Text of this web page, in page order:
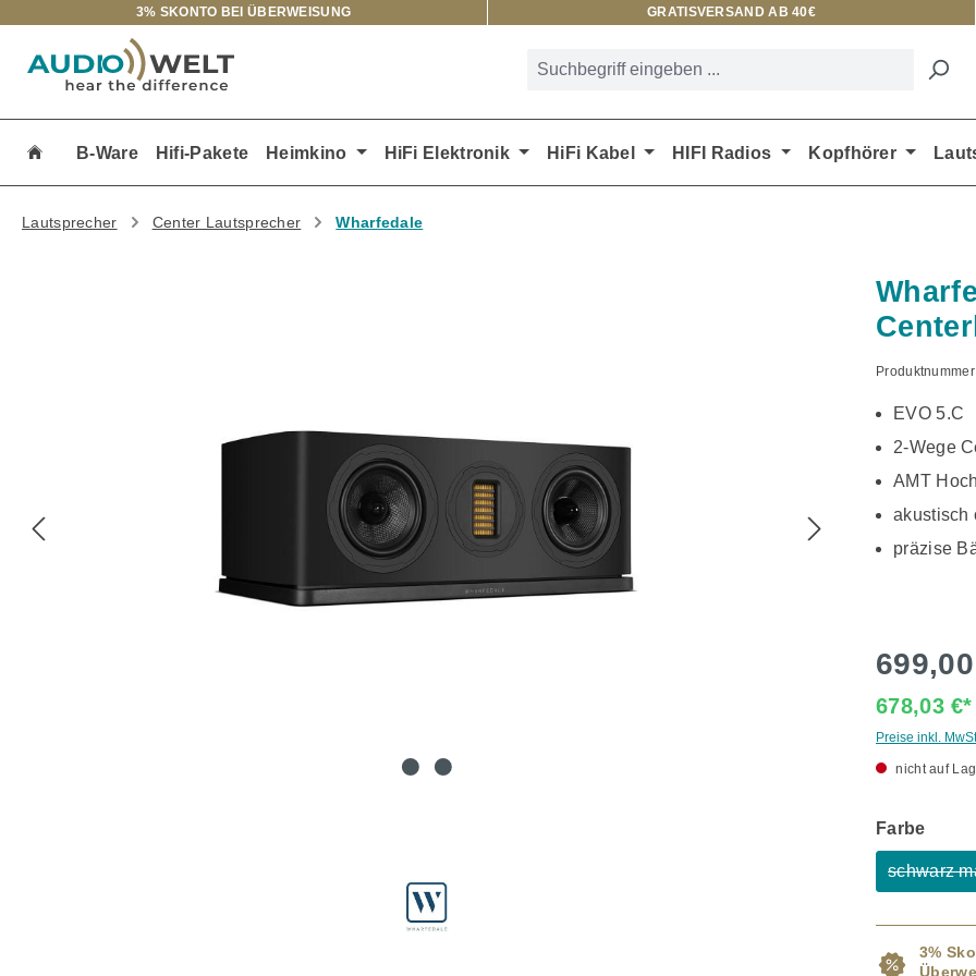
Hauptinhalt springen
Zur Suche springen
Zur Hauptnavigation springen
3% SKONTO BEI ÜBERWEISUNG GRATISVERSAND AB 40€
B-Ware Hifi-Pakete Heimkino HiFi Elektronik HiFi Kabel HIFI Radios Kopfhörer
Lautsprecher Center Lautsprecher Wharfedale
EVO 5.C
2-Wege
AMT
akustisch
präzise
678,03 €*
Preise inkl.
nicht auf
Farbe
schwarz
3%